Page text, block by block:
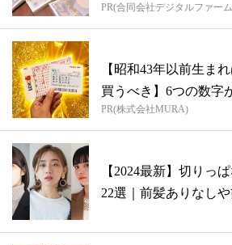
PR(合同会社デジタルファー
【昭和43年以前生ま
買うべき】6つの数字
方...
PR(株式会社MURA)
【2024最新】切りっ
22選｜前髪ありなし